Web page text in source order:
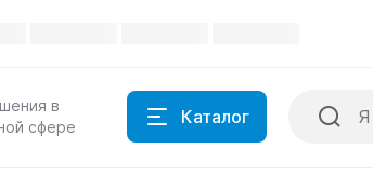
в
сфере
Каталог